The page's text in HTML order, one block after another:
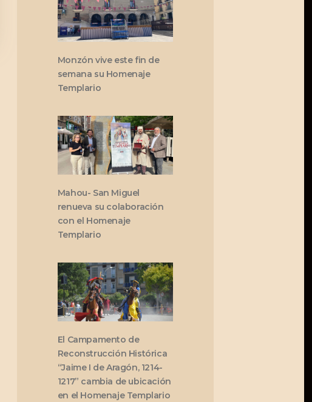
Monzón vive este fin de
semana su Homenaje
Templario
Mahou- San Miguel
renueva su colaboración
con el Homenaje
Templario
El Campamento de
Reconstrucción Histórica
“Jaime I de Aragón, 1214-
1217” cambia de ubicación
en el Homenaje Templario